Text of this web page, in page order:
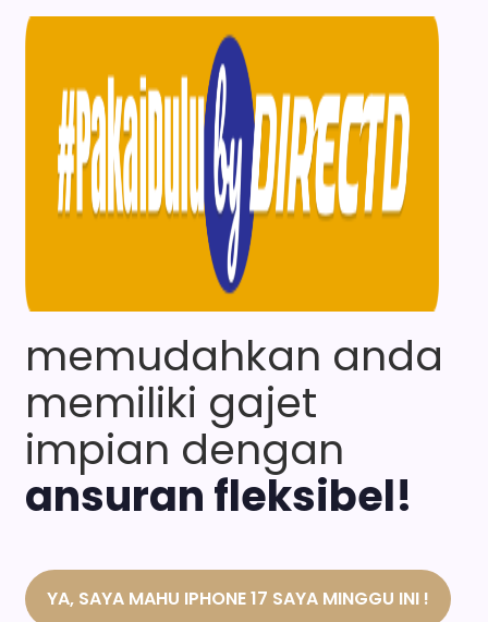
memudahkan anda
memiliki gajet
impian dengan
ansuran fleksibel!
YA, SAYA MAHU IPHONE 17 SAYA MINGGU INI !